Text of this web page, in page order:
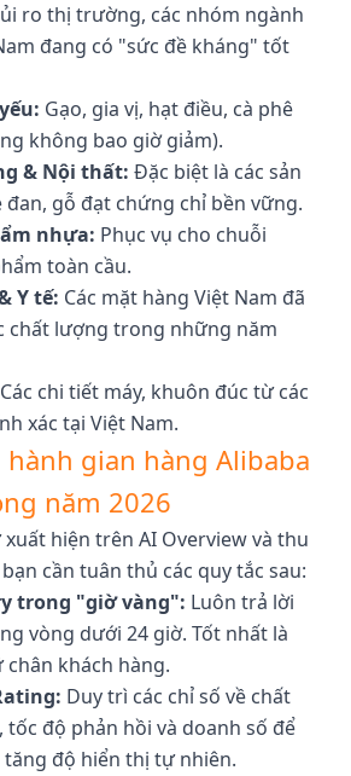
ro thị trường, các nhóm ngành
đang có "sức đề kháng" tốt
Gạo, gia vị, hạt điều, cà phê
không bao giờ giảm).
& Nội thất: Đặc biệt là các sản
gỗ đạt chứng chỉ bền vững.
nhựa: Phục vụ cho chuỗi
toàn cầu.
Y tế: Các mặt hàng Việt Nam đã
chất lượng trong những năm
Các chi tiết máy, khuôn đúc từ các
xác tại Việt Nam.
hành gian hàng Alibaba
năm 2026
hiện trên AI Overview và thu
cần tuân thủ các quy tắc sau:
trong "giờ vàng": Luôn trả lời
vòng dưới 24 giờ. Tốt nhất là
khách hàng.
Duy trì các chỉ số về chất
tốc độ phản hồi và doanh số để
tăng độ hiển thị tự nhiên.